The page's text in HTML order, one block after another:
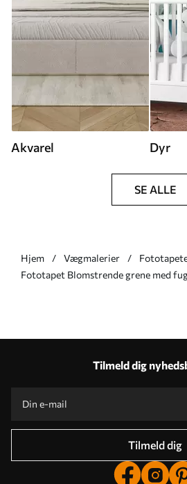
Akvarel Dyr
SE ALLE
Hjem Vægmalerier
Fototapet Blomstrende grene med
Tilmeld dig
Tilmeld dig